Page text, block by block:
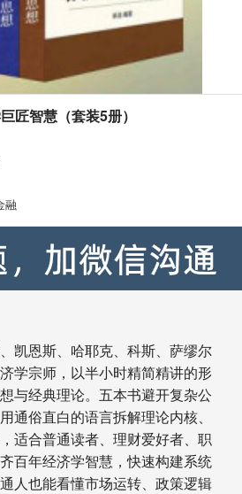
匠智慧（套装5册）
融
凯恩斯、哈耶克、科斯、萨缪尔
学宗师，以半小时精简精讲的形
与经典理论。五本书避开复杂公
通俗直白的语言拆解理论内核、
适合普通读者、理财爱好者、职
百年经济学智慧，快速构建系统
人也能看懂市场运转、政策逻辑